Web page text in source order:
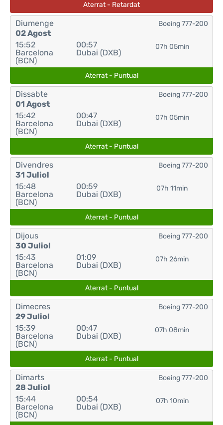
Aterrat - Retardat
Diumenge
02 Agost
15:52
Barcelona
(BCN)
00:57
Dubai (DXB)
07h 05min
Boeing 777-200
Aterrat - Puntual
Dissabte
01 Agost
15:42
Barcelona
(BCN)
00:47
Dubai (DXB)
07h 05min
Boeing 777-200
Aterrat - Puntual
Divendres
31 Juliol
15:48
Barcelona
(BCN)
00:59
Dubai (DXB)
07h 11min
Boeing 777-200
Aterrat - Puntual
Dijous
30 Juliol
15:43
Barcelona
(BCN)
01:09
Dubai (DXB)
07h 26min
Boeing 777-200
Aterrat - Puntual
Dimecres
29 Juliol
15:39
Barcelona
(BCN)
00:47
Dubai (DXB)
07h 08min
Boeing 777-200
Aterrat - Puntual
Dimarts
28 Juliol
15:44
Barcelona
(BCN)
00:54
Dubai (DXB)
07h 10min
Boeing 777-200